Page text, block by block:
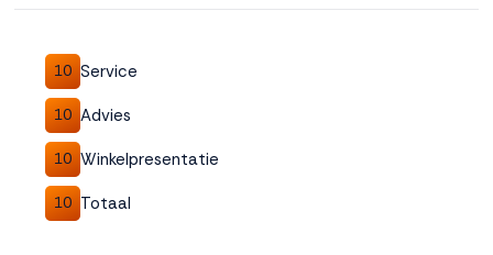
10 Service
10 Advies
10 Winkelpresentatie
10 Totaal